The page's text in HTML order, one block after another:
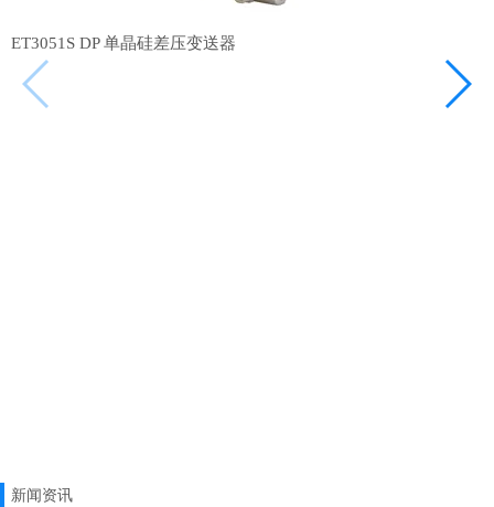
ET3051S DP 单晶硅差压变送器
新闻资讯